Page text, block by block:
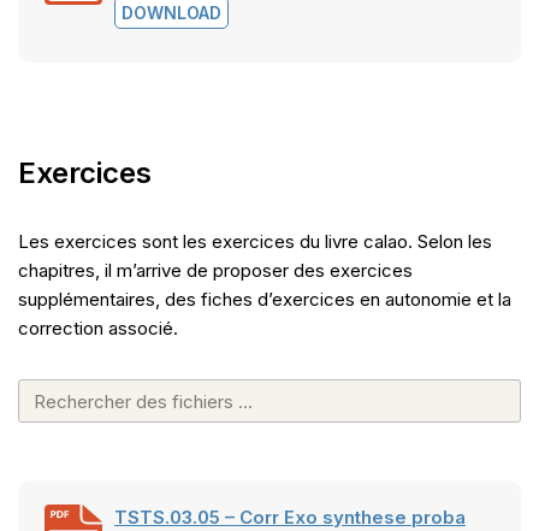
DOWNLOAD
Exercices
Les exercices sont les exercices du livre calao. Selon les
chapitres, il m’arrive de proposer des exercices
supplémentaires, des fiches d’exercices en autonomie et la
correction associé.
TSTS.03.05 – Corr Exo synthese proba